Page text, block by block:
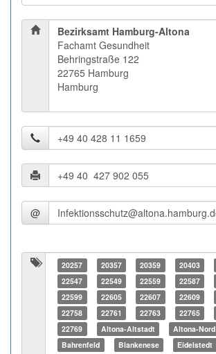
Bezirksamt Hamburg-Altona
Fachamt Gesundheit
Behringstraße 122
22765 Hamburg
Hamburg
@
20257 20357 20359 20403
22547
22549 22559 22587
22599
22605 22607 22609
22758
22761 22763 22765
22769
Altona-Altstadt
Altona-Nord
Bahrenfeld
Blankenese Eidelstedt